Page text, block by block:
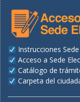
Instrucciones
Acceso a Sede
Catálogo de
Carpeta del